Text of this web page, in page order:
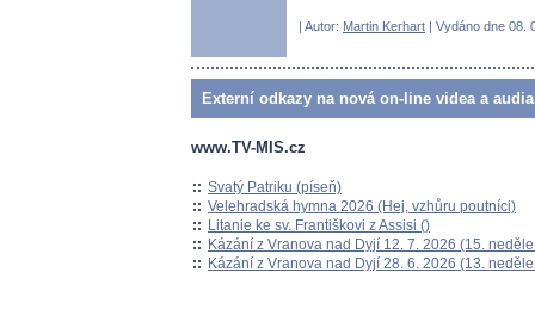
| Autor: Martin Kerhart | Vydáno dne 08.
Externí odkazy na nová on-line videa a
www.TV-MIS.cz
:: Svatý Patriku (píseň)
:: Velehradská hymna 2026 (Hej, vzhůru poutníci)
:: Litanie ke sv. Františkovi z Assisi ()
:: Kázání z Vranova nad Dyjí 12. 7. 2026 (15.
:: Kázání z Vranova nad Dyjí 28. 6. 2026 (13.